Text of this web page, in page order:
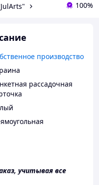
100%
производство
рассадочная
учитывая все